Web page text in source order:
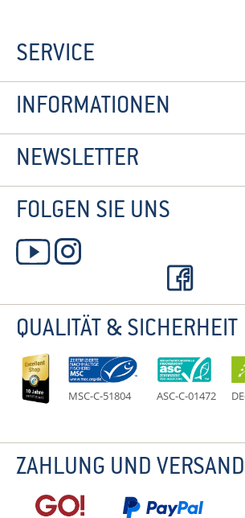
SERVICE
INFORMATIONEN
NEWSLETTER
FOLGEN SIE UNS
QUALITÄT & SICHERHEIT
MSC-C-51804 ASC-C-01472
ZAHLUNG UND VERSAND